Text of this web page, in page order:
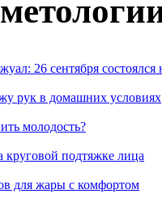
26 сентября
рук в домашних условиях
молодость?
круговой подтяжке лица
для жары с комфортом